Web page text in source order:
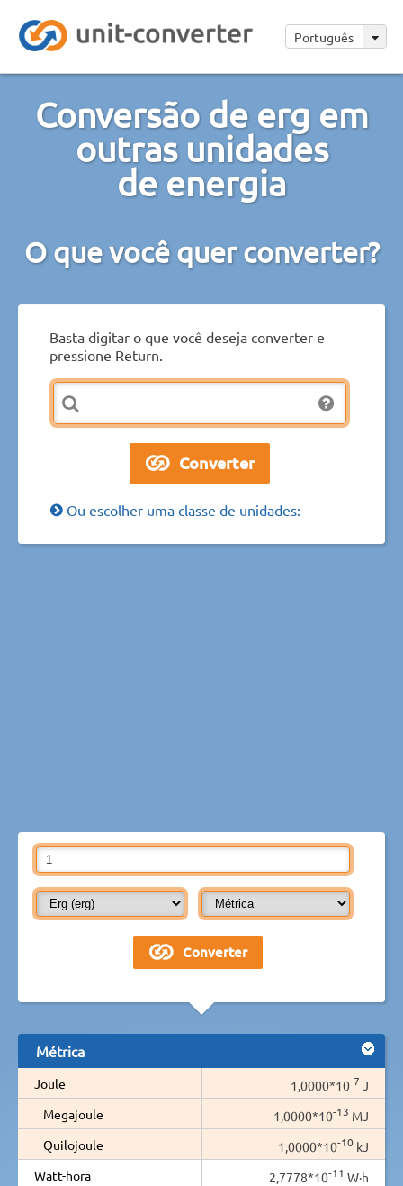
Português
Conversão de erg em
outras unidades
de energia
O que você quer converter?
Basta digitar o que você deseja converter e
pressione Return.
Ou escolher uma classe de unidades:
Métrica
Joule 1,0000*10-7 J
Megajoule
1,0000*10-13 MJ
Quilojoule
1,0000*10-10 kJ
Watt-hora
2,7778*10-11 W·h